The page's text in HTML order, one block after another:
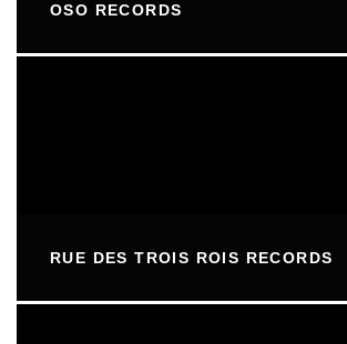
OSO RECORDS
RUE DES TROIS ROIS RECORDS